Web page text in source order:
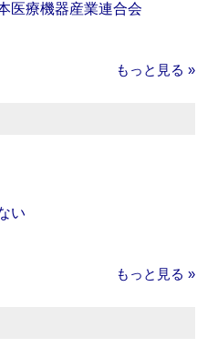
医療機器産業連合会
もっと見る »
い
もっと見る »